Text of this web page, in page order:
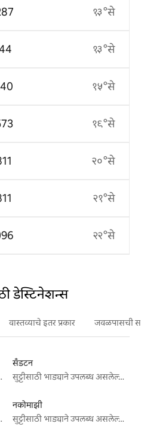
१३°से
१३°से
१५°से
१९°से
२०°से
२१°से
२२°से
डेस्टिनेशन्स
वास्तव्याचे इतर प्रकार जवळपासची
जागा
सॅंडटन
सुट्टीसाठी भाड्याने उपलब्ध असलेल्या जागा
जागा
नकोमाझी
सुट्टीसाठी भाड्याने उपलब्ध असलेल्या जागा